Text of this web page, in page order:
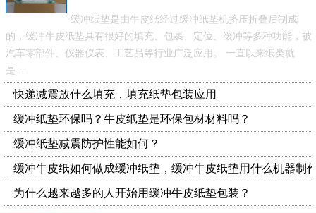
缓冲纸垫是由牛皮纸经过缓冲纸垫机挤压折叠后制成
的，缓冲牛皮纸垫具有很好的填充、包裹、定位、缓冲等多种功能，被
汽车零部件、仪器仪表、工艺品等行业广泛应用。 一直以来纸类就
是…
快递减震放什么填充，填充纸垫包装应用
缓冲纸垫环保吗？牛皮纸垫是环保包材材料吗？
缓冲纸垫减震防护性能如何？
缓冲牛皮纸如何做成缓冲纸垫，缓冲牛皮纸垫用什么机器制
为什么越来越多的人开始用缓冲牛皮纸垫包装？